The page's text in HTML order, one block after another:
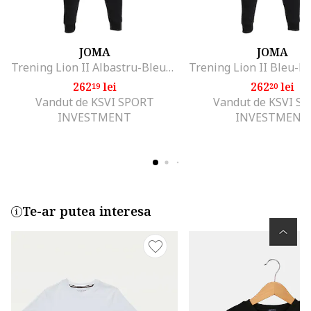
JOMA
Trening Lion II Albastru-Bleumarin, Albastru
26219lei
Vandut de KSVI SPORT
INVESTMENT
JOMA
26220lei
Vandut de KSVI
INVESTMENT
Te-ar putea interesa